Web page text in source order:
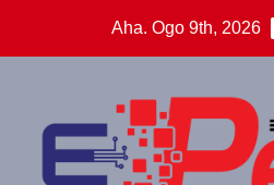
Aha. Ogo 9th, 2026